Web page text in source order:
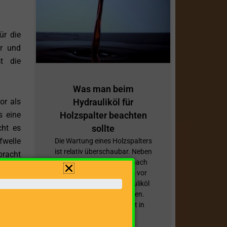
die
und
die
als
eine
es
55
Was man beim
Hydrauliköl für
Holzspalter beachten
sollte
Die Wartung eines Holzspalters
ist relativ überschaubar. Neben
der Reinigung vor bzw. nach
jeder Verwendung, ist es vor
allem ratsam, das Hydrauliköl
regelmäßig zu überprüfen.
Gelangt erst einmal Luft in